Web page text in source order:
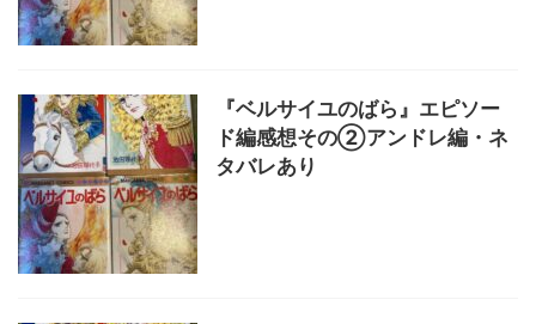
『ベルサイユのばら』エピソー
ド編感想その②アンドレ編・ネ
タバレあり